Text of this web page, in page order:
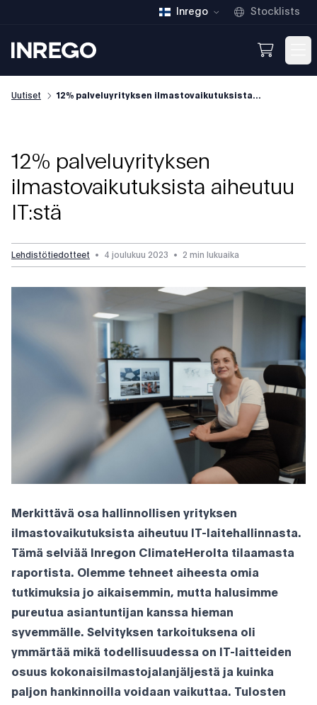
Inrego Stocklists
Inrego
Open
Uutiset 12% palveluyrityksen ilmastovaikutuksista...
12% palveluyrityksen
ilmastovaikutuksista aiheutuu
IT:stä
Lehdistötiedotteet • 4 joulukuu 2023 • 2 min lukuaika
Merkittävä osa hallinnollisen yrityksen
ilmastovaikutuksista aiheutuu IT-laitehallinnasta.
Tämä selviää Inregon ClimateHerolta tilaamasta
raportista. Olemme tehneet aiheesta omia
tutkimuksia jo aikaisemmin, mutta halusimme
pureutua asiantuntijan kanssa hieman
syvemmälle. Selvityksen tarkoituksena oli
ymmärtää mikä todellisuudessa on IT-laitteiden
osuus kokonaisilmastojalanjäljestä ja kuinka
paljon hankinnoilla voidaan vaikuttaa. Tulosten